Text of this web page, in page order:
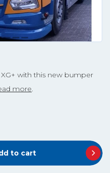
with this new bumper
more.
to cart